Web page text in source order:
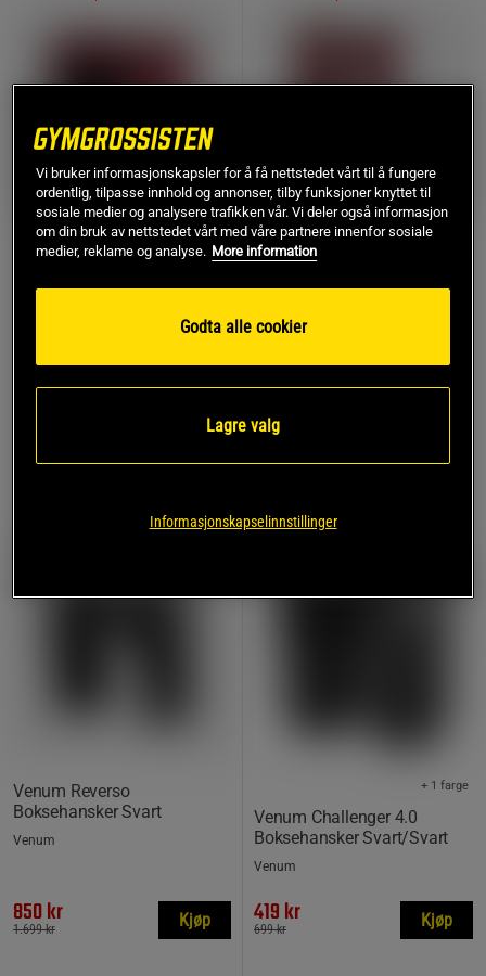
Tactical XT Boksehansker
530 kr
1.059 kr
Tactical XT
Venum
710 kr
1.419 kr
Venum Reverso
Boksehansker Svart
Venum
850 kr
1.699 kr Kjøp
40%
Venum Challenger 4.0
Boksehansker Svart/Svart
+ 1 farge
Venum
419 kr
699 kr Kjøp
Vi bruker informasjonskapsler for å få nettstedet vårt til å fungere
ordentlig, tilpasse innhold og annonser, tilby funksjoner knyttet til
sosiale medier og analysere trafikken vår. Vi deler også informasjon
om din bruk av nettstedet vårt med våre partnere innenfor sosiale
medier, reklame og analyse. More information
Godta alle cookier
Lagre valg
Informasjonskapselinnstillinger